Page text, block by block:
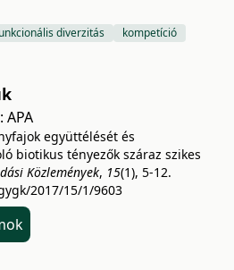
diverzitás
kompetíció
APA
együttélését és
biotikus tényezők száraz szikes
Közlemények, 15(1), 5-12.
2017/15/1/9603